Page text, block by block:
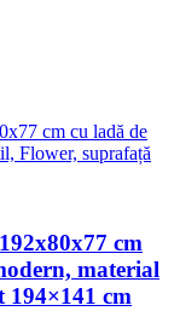
cm
material
cm